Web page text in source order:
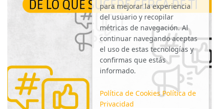
para mejorar la experiencia
del usuario y recopilar
métricas de navegación. Al
continuar navegando aceptas
el uso de estas tecnologías y
confirmas que estás
informado.
Política de Cookies Política de
Privacidad